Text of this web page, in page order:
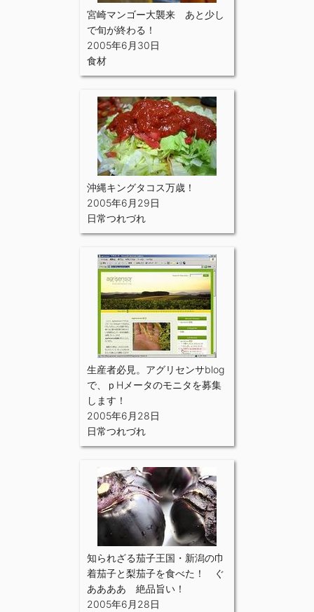
宮崎マンゴー大襲来 あと少し
で旬が終わる！
2005年6月30日
食材
沖縄キングタコス万歳！
2005年6月29日
日常つれづれ
生産者必見。アグリセンサblog
で、ｐHメータのモニタを募集
します！
2005年6月28日
日常つれづれ
知られざる茄子王国・新潟の巾
着茄子と梨茄子を食べた！ ぐ
ああああ 絶品旨い！
2005年6月28日